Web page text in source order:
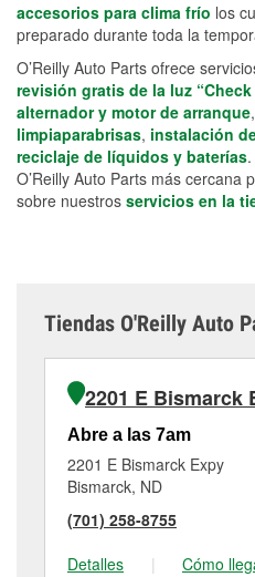
accesorios para clima frío los
preparado durante toda la
O’Reilly Auto Parts ofrece
revisión gratis de la luz
alternador y motor de arranque,
limpiaparabrisas, instalación
reciclaje de líquidos y baterías
O’Reilly Auto Parts más cercana
sobre nuestros servicios en la
Tiendas O'Reilly Auto
2201 E Bismarck
Abre a las 7am
2201 E Bismarck Expy
Bismarck, ND
(701) 258-8755
Detalles
| Cómo